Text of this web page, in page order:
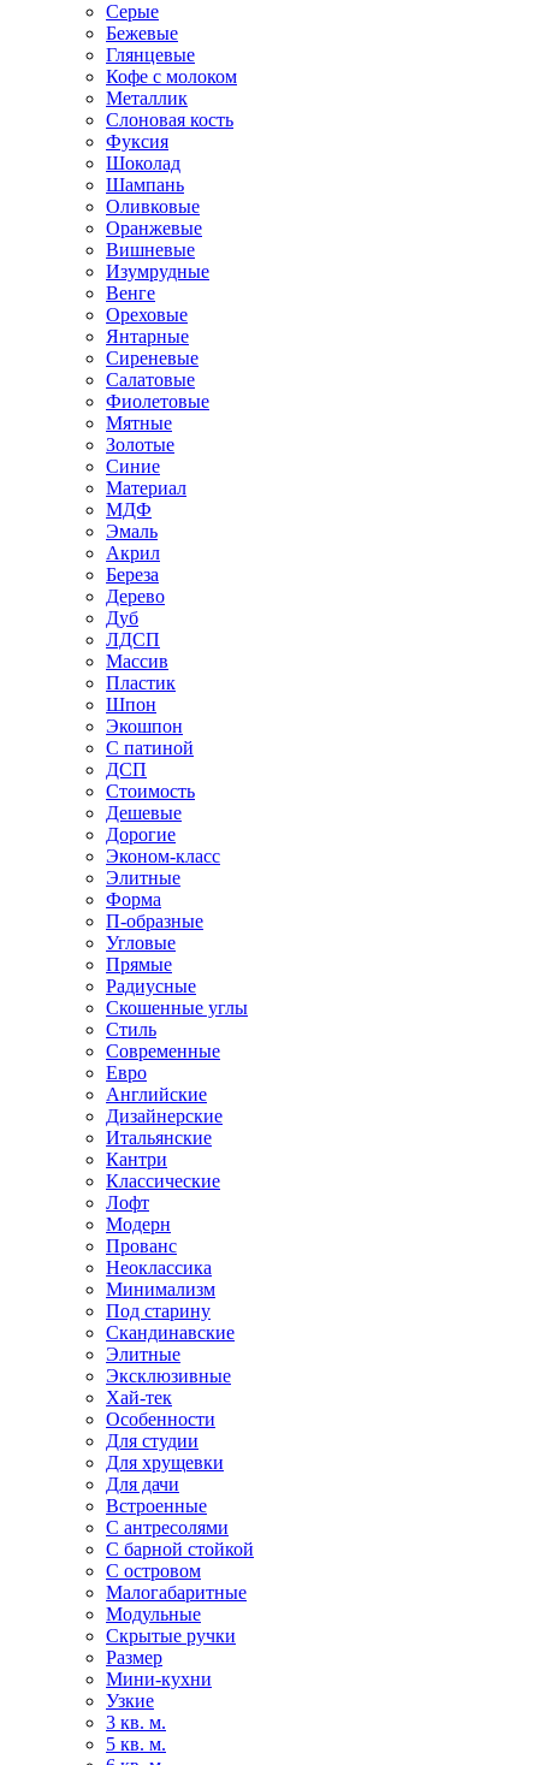
Серые
Бежевые
Глянцевые
Кофе с молоком
Металлик
Слоновая кость
Фуксия
Шоколад
Шампань
Оливковые
Оранжевые
Вишневые
Изумрудные
Венге
Ореховые
Янтарные
Сиреневые
Салатовые
Фиолетовые
Мятные
Золотые
Синие
Материал
МДФ
Эмаль
Акрил
Береза
Дерево
Дуб
ЛДСП
Массив
Пластик
Шпон
Экошпон
С патиной
ДСП
Стоимость
Дешевые
Дорогие
Эконом-класс
Элитные
Форма
П-образные
Угловые
Прямые
Радиусные
Скошенные углы
Стиль
Современные
Евро
Английские
Дизайнерские
Итальянские
Кантри
Классические
Лофт
Модерн
Прованс
Неоклассика
Минимализм
Под старину
Скандинавские
Элитные
Эксклюзивные
Хай-тек
Особенности
Для студии
Для хрущевки
Для дачи
Встроенные
С антресолями
С барной стойкой
С островом
Малогабаритные
Модульные
Скрытые ручки
Размер
Мини-кухни
Узкие
3 кв. м.
5 кв. м.